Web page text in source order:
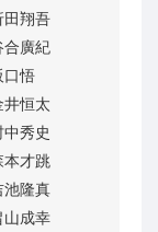
田翔吾
合廣紀
口悟
井恒太
中秀史
本才跳
池隆真
山成幸